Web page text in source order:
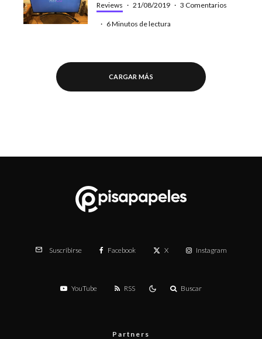
Reviews · 21/08/2019 · 3 Comentarios
· 6 Minutos de lectura
CARGAR MÁS
Suscribirse Facebook X Instagram
YouTube RSS Buscar
Partners